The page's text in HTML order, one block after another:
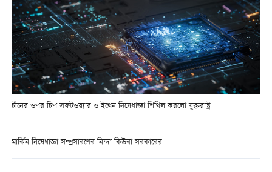
চীনের ওপর চিপ সফটওয়্যার ও ইথেন নিষেধাজ্ঞা শিথিল করলো যুক্তরাষ্ট্র
মার্কিন নিষেধাজ্ঞা সম্প্রসারণের নিন্দা কিউবা সরকারের